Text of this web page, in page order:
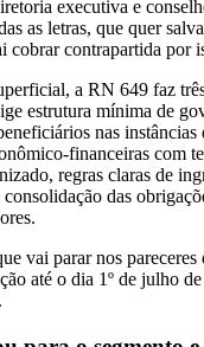
executiva e
as letras, que quer
cobrar contrapartida por
a RN 649 faz
estrutura mínima de
nas instâncias
financeiras com
regras claras de
das
vai parar nos pareceres
até o dia 1º de julho